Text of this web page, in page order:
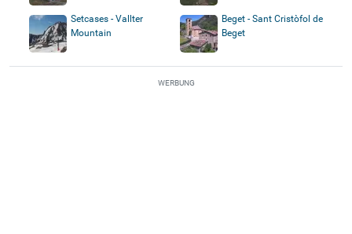
Setcases - Vallter
Mountain
Beget - Sant Cristòfol de
Beget
WERBUNG